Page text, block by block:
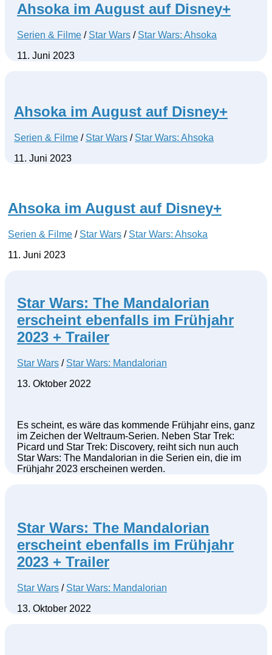
Ahsoka im August auf Disney+
Serien & Filme / Star Wars / Star Wars: Ahsoka
11. Juni 2023
Ahsoka im August auf Disney+
Serien & Filme / Star Wars / Star Wars: Ahsoka
11. Juni 2023
Ahsoka im August auf Disney+
Serien & Filme / Star Wars / Star Wars: Ahsoka
11. Juni 2023
Star Wars: The Mandalorian
erscheint ebenfalls im Frühjahr
2023 + Trailer
Star Wars / Star Wars: Mandalorian
13. Oktober 2022
Es scheint, es wäre das kommende Frühjahr eins, ganz
im Zeichen der Weltraum-Serien. Neben Star Trek:
Picard und Star Trek: Discovery, reiht sich nun auch
Star Wars: The Mandalorian in die Serien ein, die im
Frühjahr 2023 erscheinen werden.
Star Wars: The Mandalorian
erscheint ebenfalls im Frühjahr
2023 + Trailer
Star Wars / Star Wars: Mandalorian
13. Oktober 2022